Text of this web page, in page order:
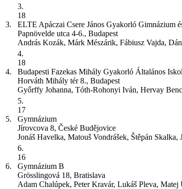
3.
3.
18
ELTE Apáczai Csere János Gyakorló Gimnázium
Papnövelde utca 4-6., Budapest
András Kozák, Márk Mészárik, Fábiusz Vajda,
4.
4.
18
Budapesti Fazekas Mihály Gyakorló Általános
Horváth Mihály tér 8., Budapest
Győrffy Johanna, Tóth-Rohonyi Iván, Hervay
5.
5.
17
Gymnázium
Jírovcova 8, České Budějovice
Jonáš Havelka, Matouš Vondrášek, Štěpán
6.
6.
16
Gymnázium B
Grösslingová 18, Bratislava
Adam Chalúpek, Peter Kravár, Lukáš Pleva,